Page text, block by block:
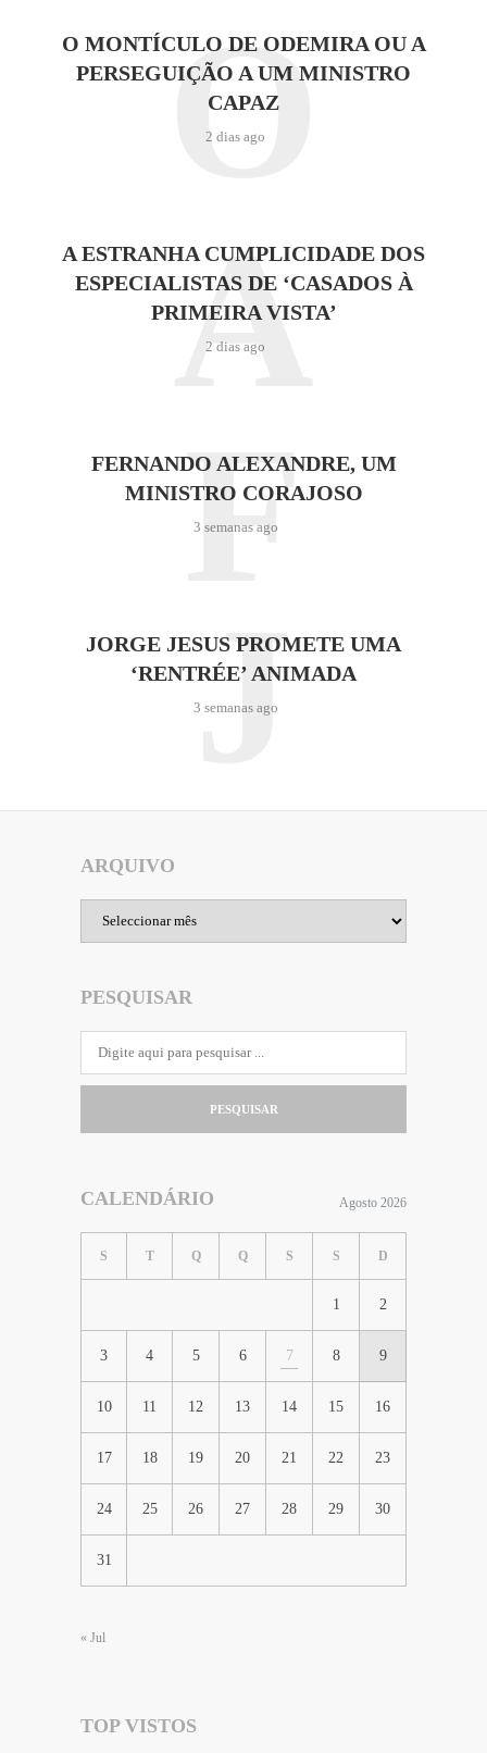
O MONTÍCULO DE ODEMIRA OU A
PERSEGUIÇÃO A UM MINISTRO
CAPAZ
2 dias ago
O
A ESTRANHA CUMPLICIDADE DOS
ESPECIALISTAS DE ‘CASADOS À
PRIMEIRA VISTA’
2 dias ago
A
FERNANDO ALEXANDRE, UM
MINISTRO CORAJOSO
3 semanas ago
F
JORGE JESUS PROMETE UMA
‘RENTRÉE’ ANIMADA
3 semanas ago
J
ARQUIVO
PESQUISAR
PESQUISAR
CALENDÁRIO Agosto 2026
S T Q Q S S D
1 2
3 4 5 6 7 8 9
10 11 12 13 14 15 16
17 18 19 20 21 22 23
24 25 26 27 28 29 30
31
« Jul
TOP VISTOS